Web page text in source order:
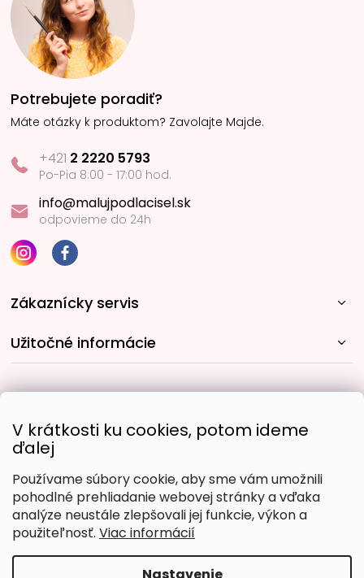
V krátkosti ku cookies, potom ideme
ďalej
Používame súbory cookie, aby sme vám umožnili
pohodlné prehliadanie webovej stránky a vďaka
analýze neustále zlepšovali jej funkcie, výkon a
použiteľnosť. Viac informácií
Potrebujete poradiť?
Máte otázky k produktom? Zavolajte Majde.
+421 2 2220 5793
Po-Pia 8:00 - 17:00 hod.
info@malujpodlacisel.sk
odpovieme do 24h
Zákaznícky servis
Užitočné informácie
Obľúbené spôsoby platby: